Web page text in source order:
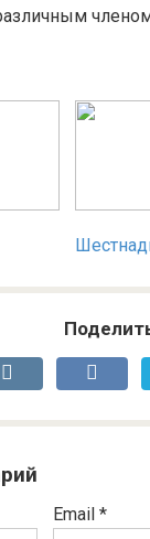
членом
Email *